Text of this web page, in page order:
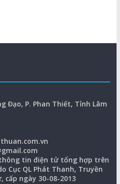
Đạo, P. Phan Thiết, Tỉnh Lâm
tin điện tử tổng hợp trên
Cục QL Phát Thanh, Truyền
cấp ngày 30-08-2013